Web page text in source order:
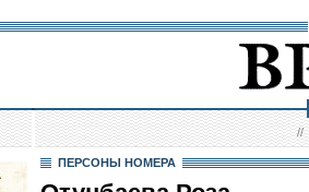
//
ПЕРСОНЫ НОМЕРА